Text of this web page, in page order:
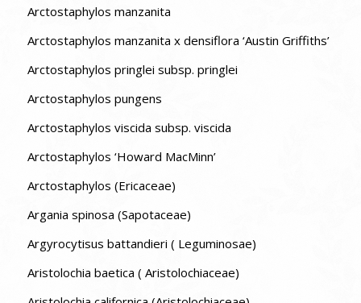
Arctostaphylos manzanita
Arctostaphylos manzanita x densiflora ‘Austin Griffiths’
Arctostaphylos pringlei subsp. pringlei
Arctostaphylos pungens
Arctostaphylos viscida subsp. viscida
Arctostaphylos ‘Howard MacMinn’
Arctostaphylos (Ericaceae)
Argania spinosa (Sapotaceae)
Argyrocytisus battandieri ( Leguminosae)
Aristolochia baetica ( Aristolochiaceae)